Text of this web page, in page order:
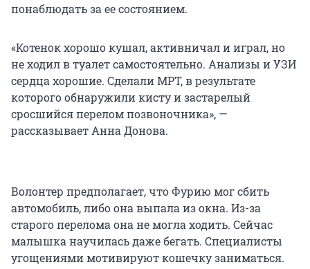
понаблюдать за ее состоянием.
«Котенок хорошо кушал, активничал и играл, но
не ходил в туалет самостоятельно. Анализы и УЗИ
сердца хорошие. Сделали МРТ, в результате
которого обнаружили кисту и застарелый
сросшийся перелом позвоночника», —
рассказывает Анна Донова.
Волонтер предполагает, что Фурию мог сбить
автомобиль, либо она выпала из окна. Из-за
старого перелома она не могла ходить. Сейчас
малышка научилась даже бегать. Специалисты
угощениями мотивируют кошечку заниматься.